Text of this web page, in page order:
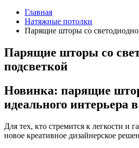
Главная
Натяжные потолки
Парящие шторы со
Парящие шторы со
подсветкой
Новинка: парящие
идеального интерьера
Для тех, кто стремится к легкости и
новое креативное дизайнерское